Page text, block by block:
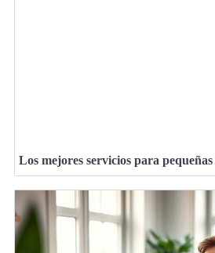
Los mejores servicios para pequeñas